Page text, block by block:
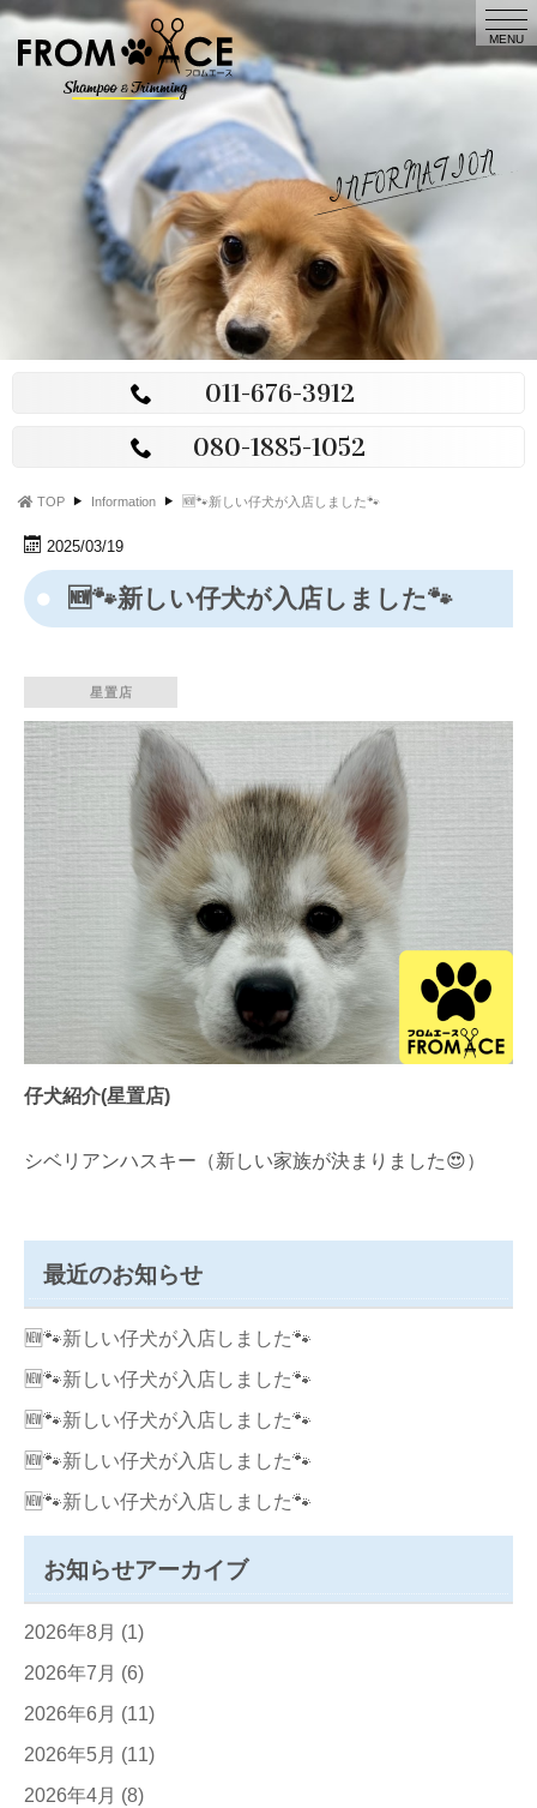
t
o
g
l
MENU
FROM
ACE
011-676-3912
080-1885-1052
TOP Information 🆕🐾新しい仔犬が入店しました🐾
2025/03/19
🆕🐾新しい仔犬が入店しました🐾
星置店
仔犬紹介(星置店)
シベリアンハスキー（新しい家族が決まりました😍）
最近のお知らせ
🆕🐾新しい仔犬が入店しました🐾
🆕🐾新しい仔犬が入店しました🐾
🆕🐾新しい仔犬が入店しました🐾
🆕🐾新しい仔犬が入店しました🐾
🆕🐾新しい仔犬が入店しました🐾
お知らせアーカイブ
2026年8月 (1)
2026年7月 (6)
2026年6月 (11)
2026年5月 (11)
2026年4月 (8)